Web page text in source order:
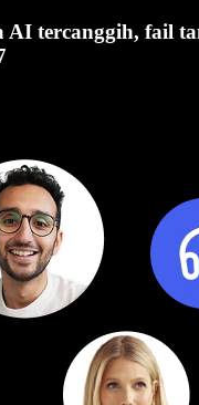
AI tercanggih, fail